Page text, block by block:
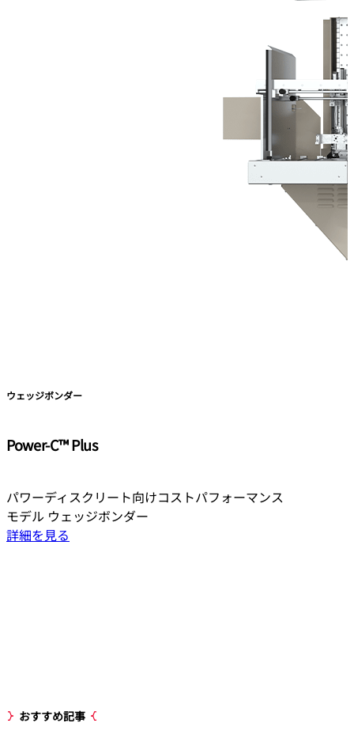
ウェッジボンダー
Power-C™ Plus
パワーディスクリート向けコストパフォーマンス
モデル ウェッジボンダー
詳細を見る
おすすめ記事